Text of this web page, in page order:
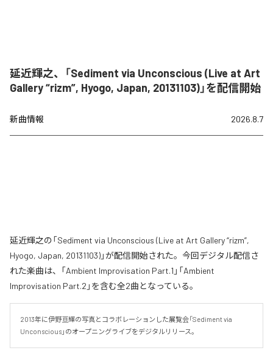
延近輝之、「Sediment via Unconscious (Live at Art
Gallery “rizm”, Hyogo, Japan, 20131103)」を配信開始
新曲情報 2026.8.7
延近輝之の「Sediment via Unconscious (Live at Art Gallery “rizm”,
Hyogo, Japan, 20131103)」が配信開始された。今回デジタル配信さ
れた楽曲は、「Ambient Improvisation Part.1」「Ambient
Improvisation Part.2」を含む全2曲となっている。
2013年に伊野亘輝の写真とコラボレーションした展覧会「Sediment via
Unconscious」のオープニングライブをデジタルリリース。